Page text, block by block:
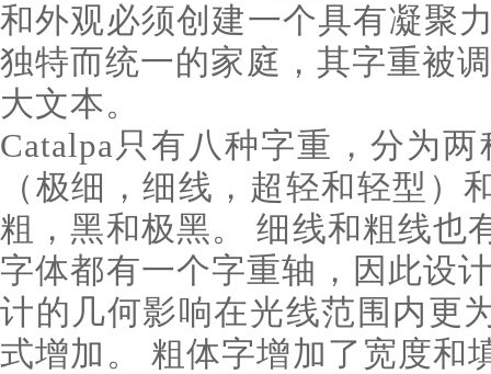
和外观必须创建一个具有凝聚
独特而统一的家庭，其字重被
大文本。
Catalpa只有八种字重，分为
（极细，细线，超轻和轻型）
粗，黑和极黑。 细线和粗线也
字体都有一个字重轴，因此设
计的几何影响在光线范围内更
式增加。 粗体字增加了宽度和